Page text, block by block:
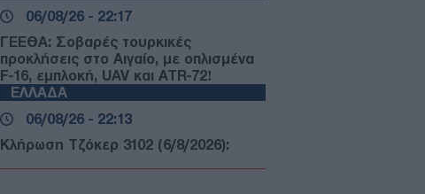
06/08/26 - 22:17
ΓΕΕΘΑ: Σοβαρές τουρκικές
προκλήσεις στο Αιγαίο, με οπλισμένα
F-16, εμπλοκή, UAV και ATR-72!
ΕΛΛΑΔΑ
06/08/26 - 22:13
Κλήρωση Τζόκερ 3102 (6/8/2026):